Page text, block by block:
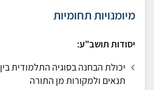
מיומנויות תחומיות
יסודות תושב"ע:
יכולת הבחנה בסוגיה התלמודית
תנאים ולמקורות מן התורה